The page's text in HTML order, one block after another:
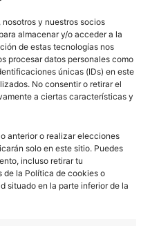
y nuestros socios
almacenar y/o acceder a la
de estas tecnologías nos
procesar datos personales como
únicas (IDs) en este
No consentir o retirar el
a ciertas características y
anterior o realizar elecciones
solo en este sitio. Puedes
incluso retirar tu
de la Política de cookies o
situado en la parte inferior de la